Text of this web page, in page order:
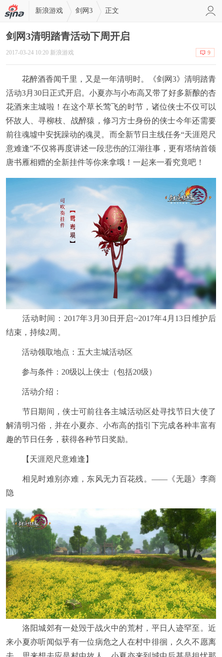
新浪游戏 剑网3 正文
剑网3清明踏青活动下周开启
2017-03-24 10:20 新浪游戏 9
花醉酒香闻千里，又是一年清明时。《剑网3》清明踏青
活动3月30日正式开启。小夏亦与小布高又带了好多新酿的杏
花酒来主城啦！在这个草长莺飞的时节，诸位侠士不仅可以
怀故人、寻柳枝、战醉猿，修习方士身份的侠士今年还需要
前往魂墟中安抚躁动的魂灵。而全新节日主线任务“天涯咫尺
意难逢”不仅将再度讲述一段悲伤的江湖往事，更有塔纳首领
唐书雁相赠的全新挂件等你来拿哦！一起来一看究竟吧！
活动时间：2017年3月30日开启~2017年4月13日维护后
结束，持续2周。
活动领取地点：五大主城活动区
参与条件：20级以上侠士（包括20级）
活动介绍：
节日期间，侠士可前往各主城活动区处寻找节日大使了
解清明习俗，并在小夏亦、小布高的指引下完成各种丰富有
趣的节日任务，获得各种节日奖励。
【天涯咫尺意难逢】
相见时难别亦难，东风无力百花残。——《无题》李商
隐
洛阳城郊有一处毁于战火中的荒村，平日人迹罕至。近
来小夏亦听闻似乎有一位病危之人在村中徘徊，久久不愿离